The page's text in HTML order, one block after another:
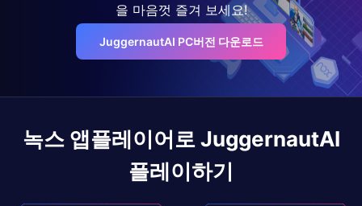
을 마음껏 즐겨 보세요!
JuggernautAI PC버전 다운로드
녹스 앱플레이어로 JuggernautAI
플레이하기